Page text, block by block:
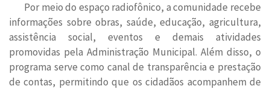
Por meio do espaço radiofônico, a comunidade recebe
informações sobre obras, saúde, educação, agricultura,
assistência social, eventos e demais atividades
promovidas pela Administração Municipal. Além disso, o
programa serve como canal de transparência e prestação
de contas, permitindo que os cidadãos acompanhem de